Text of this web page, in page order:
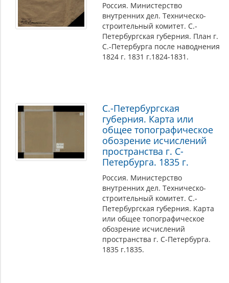
Россия. Министерство
внутренних дел. Техническо-
строительный комитет. С.-
Петербургская губерния. План г.
С.-Петербурга после наводнения
1824 г. 1831 г.1824-1831.
С.-Петербургская
губерния. Карта или
общее топографическое
обозрение исчислений
пространства г. С-
Петербурга. 1835 г.
Россия. Министерство
внутренних дел. Техническо-
строительный комитет. С.-
Петербургская губерния. Карта
или общее топографическое
обозрение исчислений
пространства г. С-Петербурга.
1835 г.1835.